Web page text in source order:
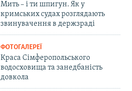
Мить – і ти шпигун. Як у
кримських судах розглядають
звинувачення в держзраді
ФОТОГАЛЕРЕЇ
Краса Сімферопольського
водосховища та занедбаність
довкола